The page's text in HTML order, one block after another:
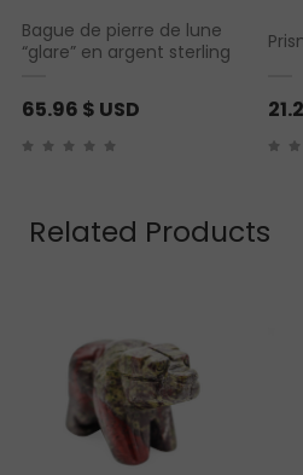
Bague de pierre de lune
“glare” en argent sterling
65.96 $ USD
Related Products